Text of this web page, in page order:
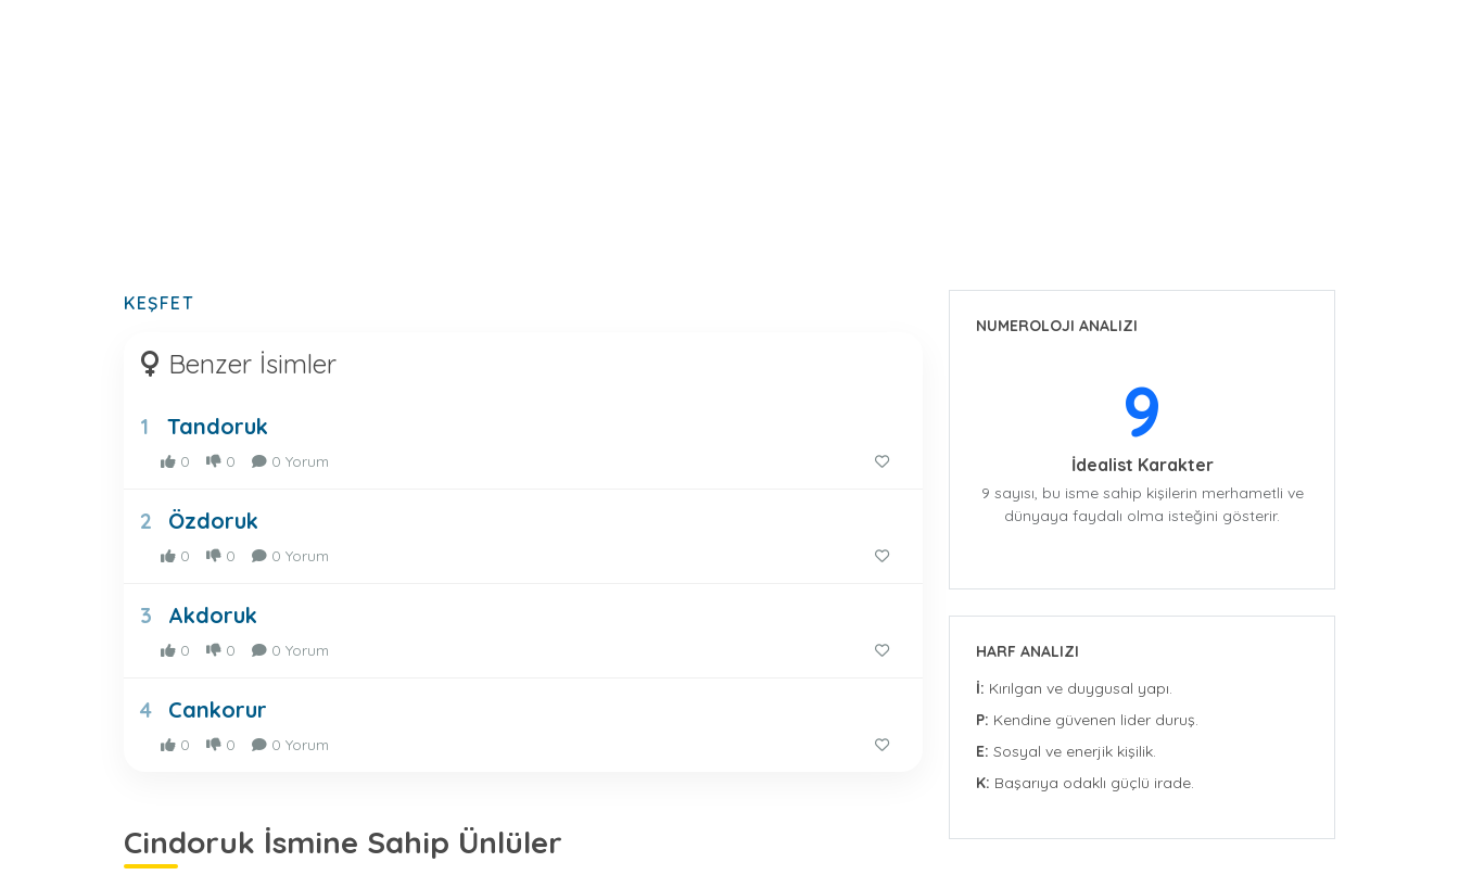
KEŞFET
Benzer İsimler
1 Tandoruk
0 0 0 Yorum
2 Özdoruk
0 0 0 Yorum
3 Akdoruk
0 0 0 Yorum
4 Cankorur
0 0 0 Yorum
Cindoruk İsmine Sahip Ünlüler
NUMEROLOJI ANALIZI
9
İdealist Karakter
9 sayısı, bu isme sahip kişilerin merhametli ve
dünyaya faydalı olma isteğini gösterir.
HARF ANALIZI
İ: Kırılgan ve duygusal yapı.
P: Kendine güvenen lider duruş.
E: Sosyal ve enerjik kişilik.
K: Başarıya odaklı güçlü irade.